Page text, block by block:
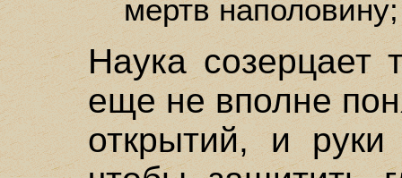
мертв
Наука
еще не вполне
открытий, и